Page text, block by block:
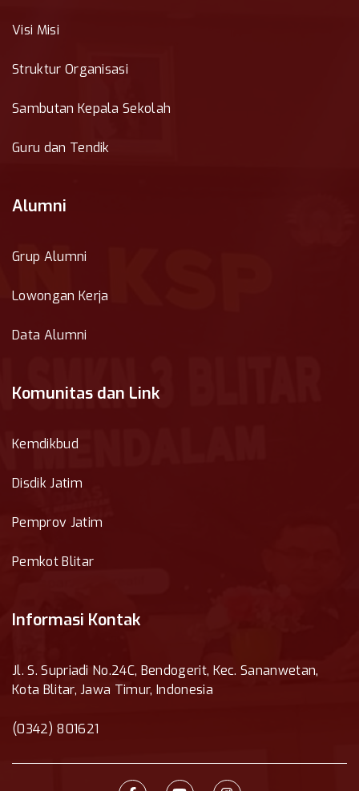
Visi Misi
Struktur Organisasi
Sambutan Kepala Sekolah
Guru dan Tendik
Alumni
Grup Alumni
Lowongan Kerja
Data Alumni
Komunitas dan Link
Kemdikbud
Disdik Jatim
Pemprov Jatim
Pemkot Blitar
Informasi Kontak
Jl. S. Supriadi No.24C, Bendogerit, Kec. Sananwetan,
Kota Blitar, Jawa Timur, Indonesia
(0342) 801621